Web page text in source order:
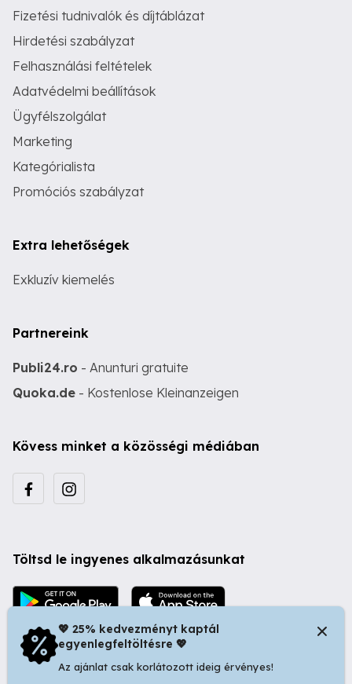
Fizetési tudnivalók és díjtáblázat
Hirdetési szabályzat
Felhasználási feltételek
Adatvédelmi beállítások
Ügyfélszolgálat
Marketing
Kategórialista
Promóciós szabályzat
Extra lehetőségek
Exkluzív kiemelés
Partnereink
Publi24.ro - Anunturi gratuite
Quoka.de - Kostenlose Kleinanzeigen
Kövess minket a közösségi médiában
Töltsd le ingyenes alkalmazásunkat
💖 25% kedvezményt kaptál
egyenlegfeltöltésre 💖
Az ajánlat csak korlátozott ideig érvényes!